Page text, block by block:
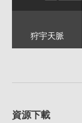
狩宇天脈
資源下載